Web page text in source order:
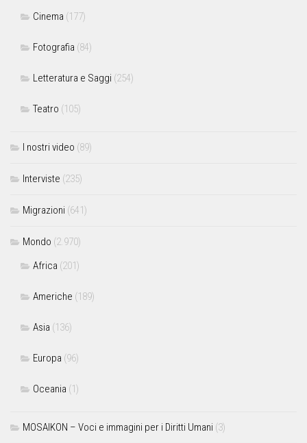
Cinema (177)
Fotografia (84)
Letteratura e Saggi (254)
Teatro (105)
I nostri video (89)
Interviste (235)
Migrazioni (641)
Mondo (2.970)
Africa (201)
Americhe (189)
Asia (136)
Europa (96)
Oceania (1)
MOSAIKON – Voci e immagini per i Diritti Umani (3)